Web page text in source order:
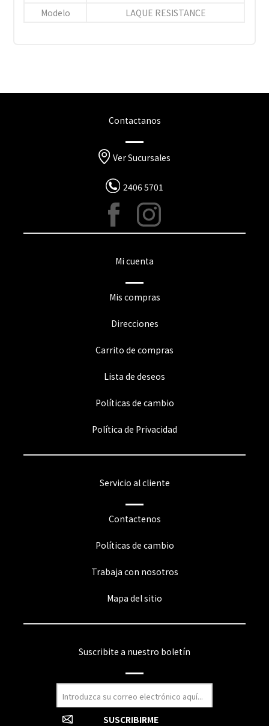
Modelo
LAQUE RESISTANCE
Contactanos
Ver Sucursales
2406 5701
Mi cuenta
Mis compras
Direcciones
Carrito de compras
Lista de deseos
Políticas de cambio
Política de Privacidad
Servicio al cliente
Contactenos
Políticas de cambio
Trabaja con nosotros
Mapa del sitio
Suscribite a nuestro boletín